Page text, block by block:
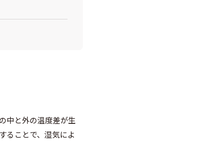
中と外の温度差が生
ることで、湿気によ